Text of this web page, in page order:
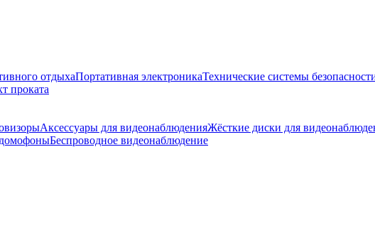
отдыхаПортативная электроникаТехнические системы
проката
Аксессуары для видеонаблюденияЖёсткие диски для
Беспроводное видеонаблюдение